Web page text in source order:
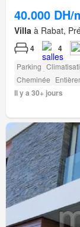
40.000 DH/
Villa à Rabat,
4 4
Parking
Cheminée
Il y a 30+ jours